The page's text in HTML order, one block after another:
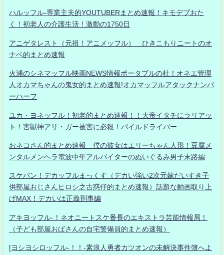
ハルッフル-専業主夫的YOUTUBERまとめ速報！キモデブおた
く！初老人の介護生活！激動の1750日
アニゲタレスト（元祖！アニメッフル） ひきこもりニートのオ
ナベ的まとめ速報
火浦のシネマッフル映画NEWS情報ポータブルの杜！オネエ管理
人オカマちゃんの鬼女的まとめ速報!オカマッフルアタックナンバ
ーハーフ
ユカ・ヨネッフル！初老的まとめ速報！！大帝イタチにラリアッ
ト！害獣神アリ・ガー被害に必殺！パイルドライバー
おネコさん的まとめ速報 僕の彼女はエリーちゃん人形！豆腐メ
ンタルメンヘラ電波中年アルバイターのぬいぐるみ男子末路編
スケバン！デカッフルまっくす（デカい強い2次元嫁だいすき子
供部屋おじさんヒロシ之古惑仔的まとめ速報）話題な動画取り上
げMAX！デカいは正義刑事編
アキヨッフル-！ネオニートスケ番長のエキストラ芸能情報局！
（子ども部屋おばさんの自宅警備員的まとめ速報）
[ヨシヨシロッフル-！！-素浪人勇者カツオンの未解決事件簿へよ